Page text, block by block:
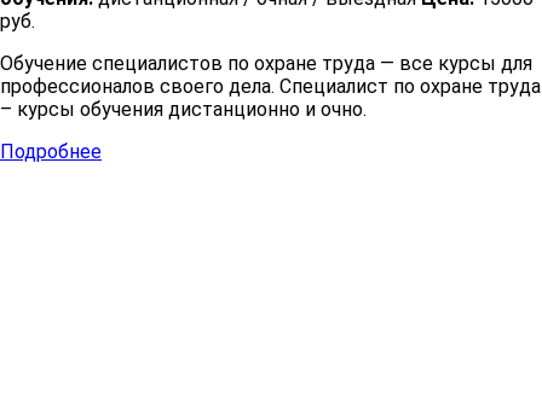
руб.
Обучение специалистов по охране труда — все курсы для
профессионалов своего дела. Специалист по охране труда
– курсы обучения дистанционно и очно.
Подробнее